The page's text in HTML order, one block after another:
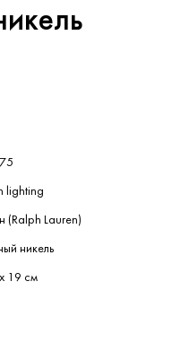
lighting
(Ralph Lauren)
никель
19 см